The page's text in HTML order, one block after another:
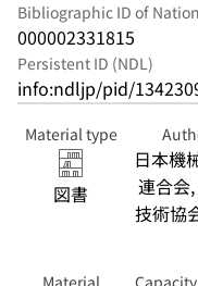
Bibliographic ID of
000002331815
Persistent ID (NDL)
info:ndljp/pid/
Material type
図書
日本機
連合会
技術協
Material